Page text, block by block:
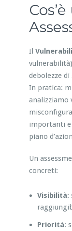
Il
debolezze
In pratica:
analizziamo
importanti
piano
Un
concreti:
Visibilità:
Priorità: